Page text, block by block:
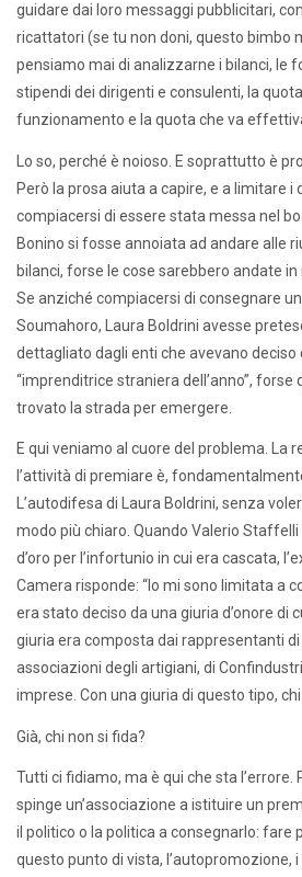
guidare dai loro messaggi pubblicitari,
ricattatori (se tu non doni, questo bimbo
pensiamo mai di analizzarne i bilanci, le
stipendi dei dirigenti e consulenti, la
funzionamento e la quota che va
Lo so, perché è noioso. E soprattutto è
Però la prosa aiuta a capire, e a limitare i
compiacersi di essere stata messa nel
Bonino si fosse annoiata ad andare alle
bilanci, forse le cose sarebbero andate
Se anziché compiacersi di consegnare
Soumahoro, Laura Boldrini avesse
dettagliato dagli enti che avevano deciso
“imprenditrice straniera dell’anno”, forse
trovato la strada per emergere.
E qui veniamo al cuore del problema. La
l’attività di premiare è,
L’autodifesa di Laura Boldrini, senza
modo più chiaro. Quando Valerio
d’oro per l’infortunio in cui era cascata,
Camera risponde: “Io mi sono limitata a
era stato deciso da una giuria d’onore di
giuria era composta dai rappresentanti di
associazioni degli artigiani, di
imprese. Con una giuria di questo tipo,
Già, chi non si fida?
Tutti ci fidiamo, ma è qui che sta l’errore.
spinge un’associazione a istituire un
il politico o la politica a consegnarlo: fare
questo punto di vista, l’autopromozione,